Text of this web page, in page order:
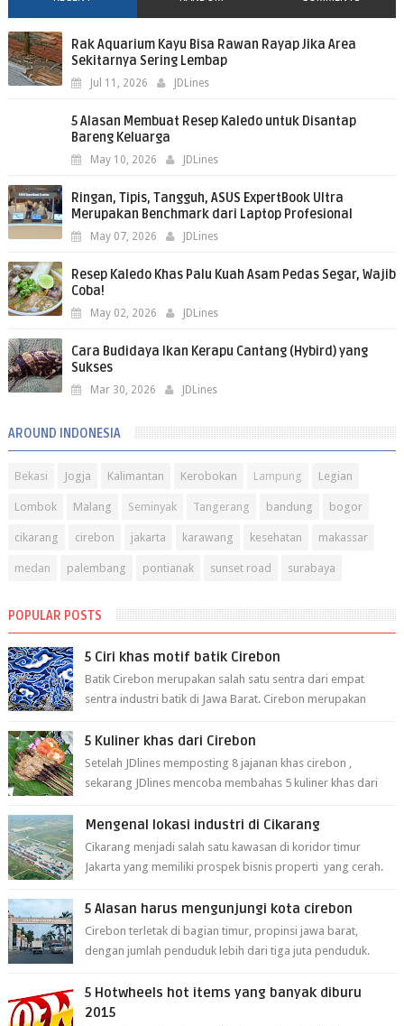
Rak Aquarium Kayu Bisa Rawan Rayap Jika Area
Sekitarnya Sering Lembap
Jul 11, 2026 JDLines
5 Alasan Membuat Resep Kaledo untuk Disantap
Bareng Keluarga
May 10, 2026 JDLines
Ringan, Tipis, Tangguh, ASUS ExpertBook Ultra
Merupakan Benchmark dari Laptop Profesional
May 07, 2026 JDLines
Resep Kaledo Khas Palu Kuah Asam Pedas Segar, Wajib
Coba!
May 02, 2026 JDLines
Cara Budidaya Ikan Kerapu Cantang (Hybird) yang
Sukses
Mar 30, 2026 JDLines
AROUND INDONESIA
Bekasi Jogja Kalimantan Kerobokan Lampung Legian
Lombok Malang Seminyak Tangerang bandung bogor
cikarang cirebon jakarta karawang kesehatan makassar
medan palembang pontianak sunset road surabaya
POPULAR POSTS
5 Ciri khas motif batik Cirebon
Batik Cirebon merupakan salah satu sentra dari empat
sentra industri batik di Jawa Barat. Cirebon merupakan
5 Kuliner khas dari Cirebon
Setelah JDlines memposting 8 jajanan khas cirebon ,
sekarang JDlines mencoba membahas 5 kuliner khas dari
Mengenal lokasi industri di Cikarang
Cikarang menjadi salah satu kawasan di koridor timur
Jakarta yang memiliki prospek bisnis properti yang cerah.
5 Alasan harus mengunjungi kota cirebon
Cirebon terletak di bagian timur, propinsi jawa barat,
dengan jumlah penduduk lebih dari tiga juta penduduk.
5 Hotwheels hot items yang banyak diburu
2015